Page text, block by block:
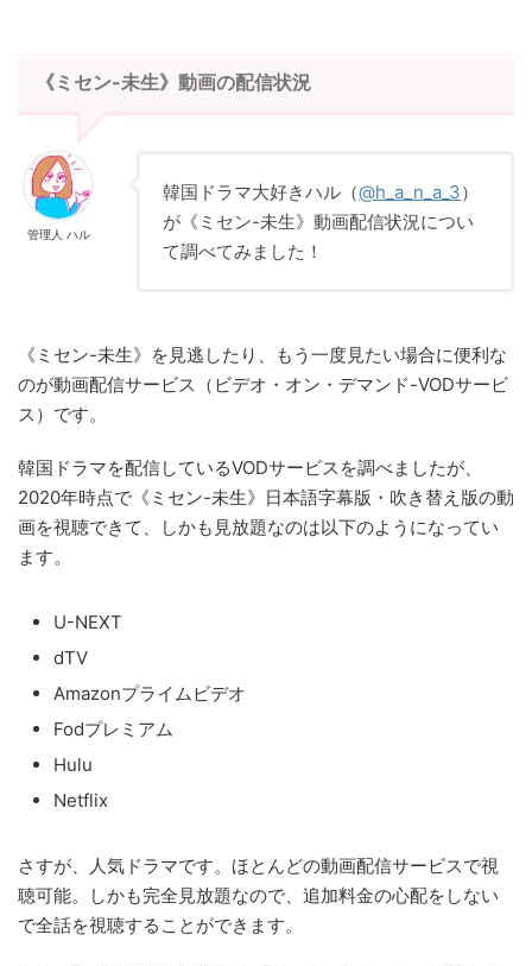
《ミセン-未生》動画の配信状況
管理人 ハル
韓国ドラマ大好きハル（@h_a_n_a_3）
が《ミセン-未生》動画配信状況につい
て調べてみました！
《ミセン-未生》を見逃したり、もう一度見たい場合に便利な
のが動画配信サービス（ビデオ・オン・デマンド-VODサービ
ス）です。
韓国ドラマを配信しているVODサービスを調べましたが、
2020年時点で《ミセン-未生》日本語字幕版・吹き替え版の動
画を視聴できて、しかも見放題なのは以下のようになってい
ます。
U-NEXT
dTV
Amazonプライムビデオ
Fodプレミアム
Hulu
Netflix
さすが、人気ドラマです。ほとんどの動画配信サービスで視
聴可能。しかも完全見放題なので、追加料金の心配をしない
で全話を視聴することができます。